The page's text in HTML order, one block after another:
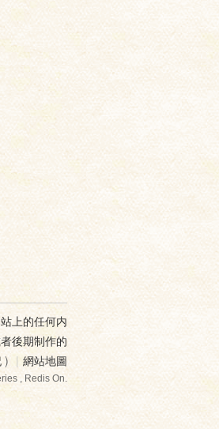
上的任何内
後期制作的
) | 網站地圖
, Redis On.